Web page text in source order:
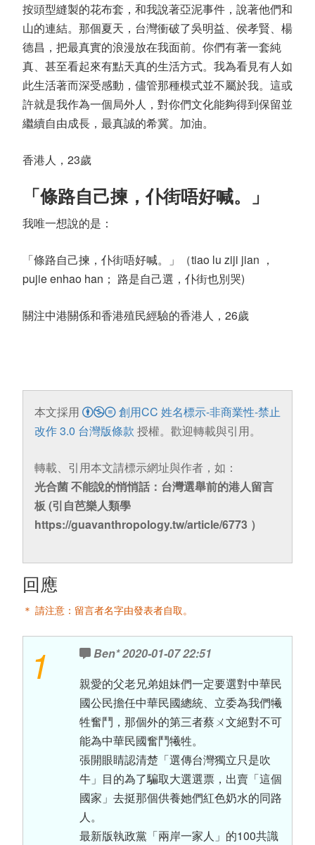
按頭型縫製的花布套，和我說著亞泥事件，說著他們和
山的連結。那個夏天，台灣衝破了吳明益、侯孝賢、楊
德昌，把最真實的浪漫放在我面前。你們有著一套純
真、甚至看起來有點天真的生活方式。我為看見有人如
此生活著而深受感動，儘管那種模式並不屬於我。這或
許就是我作為一個局外人，對你們文化能夠得到保留並
繼續自由成長，最真誠的希冀。加油。
香港人，23歲
「條路自己揀，仆街唔好喊。」
我唯一想說的是：
「條路自己揀，仆街唔好喊。」（tiao lu ziji jian ，
pujie enhao han； 路是自己選，仆街也別哭)
關注中港關係和香港殖民經驗的香港人，26歲
本文採用
創用CC 姓名標示-非商業性-禁止
改作 3.0 台灣版條款 授權。歡迎轉載與引用。
轉載、引用本文請標示網址與作者，如：
光合菌 不能說的悄悄話：台灣選舉前的港人留言
板 (引自芭樂人類學
https://guavanthropology.tw/article/6773 ）
回應
＊ 請注意：留言者名字由發表者自取。
1 Ben*2020-01-07 22:51
親愛的父老兄弟姐妹們一定要選對中華民
國公民擔任中華民國總統、立委為我們犧
牲奮鬥，那個外的第三者蔡ㄨ文絕對不可
能為中華民國奮鬥犧牲。
張開眼睛認清楚「選傳台灣獨立只是吹
牛」目的為了騙取大選選票，出賣「這個
國家」去挺那個供養她們紅色奶水的同路
人。
最新版執政黨「兩岸一家人」的100共識